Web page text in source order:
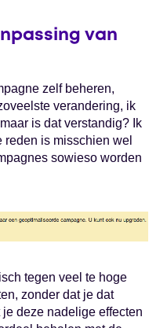
van
zelf beheren,
verandering, ik
is dat verstandig? Ik
is misschien wel
sowieso worden
tegen veel te hoge
zonder dat je dat
deze nadelige effecten